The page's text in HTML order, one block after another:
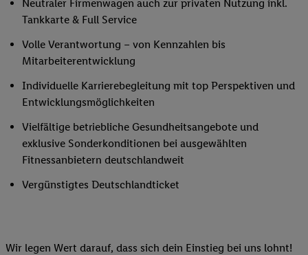
Neutraler Firmenwagen auch zur privaten Nutzung inkl.
Tankkarte & Full Service
Volle Verantwortung – von Kennzahlen bis
Mitarbeiterentwicklung
Individuelle Karrierebegleitung mit top Perspektiven und
Entwicklungsmöglichkeiten
Vielfältige betriebliche Gesundheitsangebote und
exklusive Sonderkonditionen bei ausgewählten
Fitnessanbietern deutschlandweit
Vergünstigtes Deutschlandticket
Wir legen Wert darauf, dass sich dein Einstieg bei uns lohnt!